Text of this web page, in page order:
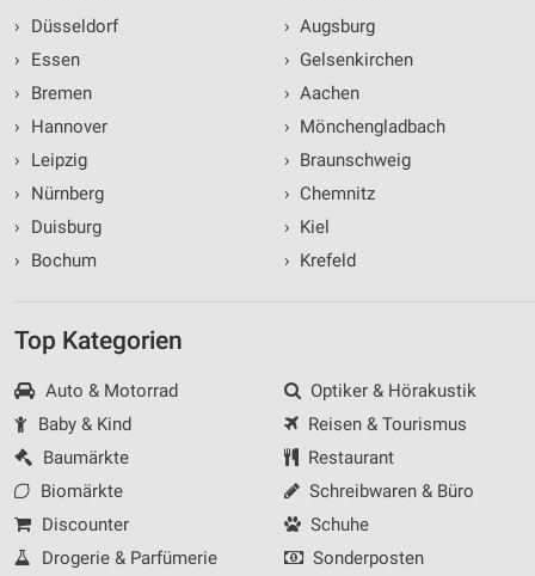
›
Düsseldorf
›
Essen
›
Bremen
›
Hannover
›
Leipzig
›
Nürnberg
›
Duisburg
›
Bochum
› Augsburg
› Gelsenkirchen
› Aachen
› Mönchengladbach
› Braunschweig
› Chemnitz
› Kiel
› Krefeld
Top Kategorien
Auto & Motorrad
Baby & Kind
Baumärkte
Biomärkte
Discounter
Drogerie & Parfümerie
Optiker & Hörakustik
Reisen & Tourismus
Restaurant
Schreibwaren & Büro
Schuhe
Sonderposten